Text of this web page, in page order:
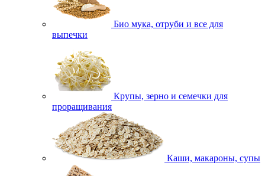
Био мука, отруби и все для
выпечки
Крупы, зерно и семечки для
проращивания
Каши, макароны, супы